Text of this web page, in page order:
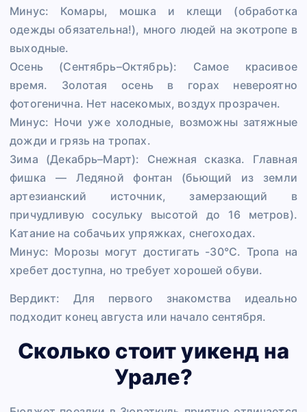
Минус: Комары, мошка и клещи (обработка
одежды обязательна!), много людей на экотропе в
выходные.
Осень (Сентябрь–Октябрь): Самое красивое
время. Золотая осень в горах невероятно
фотогенична. Нет насекомых, воздух прозрачен.
Минус: Ночи уже холодные, возможны затяжные
дожди и грязь на тропах.
Зима (Декабрь–Март): Снежная сказка. Главная
фишка — Ледяной фонтан (бьющий из земли
артезианский источник, замерзающий в
причудливую сосульку высотой до 16 метров).
Катание на собачьих упряжках, снегоходах.
Минус: Морозы могут достигать -30°C. Тропа на
хребет доступна, но требует хорошей обуви.
Вердикт: Для первого знакомства идеально
подходит конец августа или начало сентября.
Сколько стоит уикенд на
Урале?